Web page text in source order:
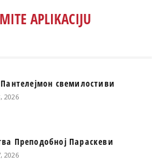
APLIKACIJU
свемилостиви
2026
Преподобној Параскеви
2026